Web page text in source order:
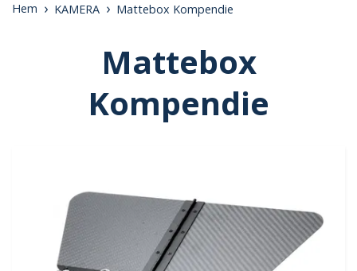
Hem KAMERA Mattebox Kompendie
Mattebox
Kompendie